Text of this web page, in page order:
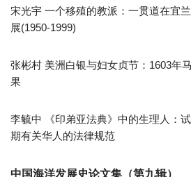
宋光宇 一个移殖的教派：一贯道在宜
展(1950-1999)
张彬村 美洲白银与妇女贞节：1603年
果
李毓中 《印弟亚法典》中的生理人：
期有关华人的法律规范
中国海洋发展史论文集（第九辑）